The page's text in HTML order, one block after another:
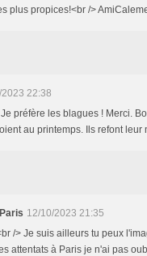
plus propices!<br />
22:38
préfère les blagues ! Merci.
au printemps. Ils refont leur
12/10/2023 21:35
/> Je suis ailleurs tu peux
attentats à Paris je n'ai pas